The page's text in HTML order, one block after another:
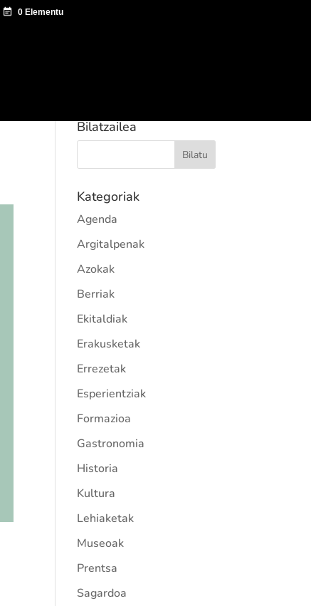
Bilatzailea
Kategoriak
Agenda
Argitalpenak
Azokak
Berriak
Ekitaldiak
Erakusketak
Errezetak
Esperientziak
Formazioa
Gastronomia
Historia
Kultura
Lehiaketak
Museoak
Prentsa
Sagardoa